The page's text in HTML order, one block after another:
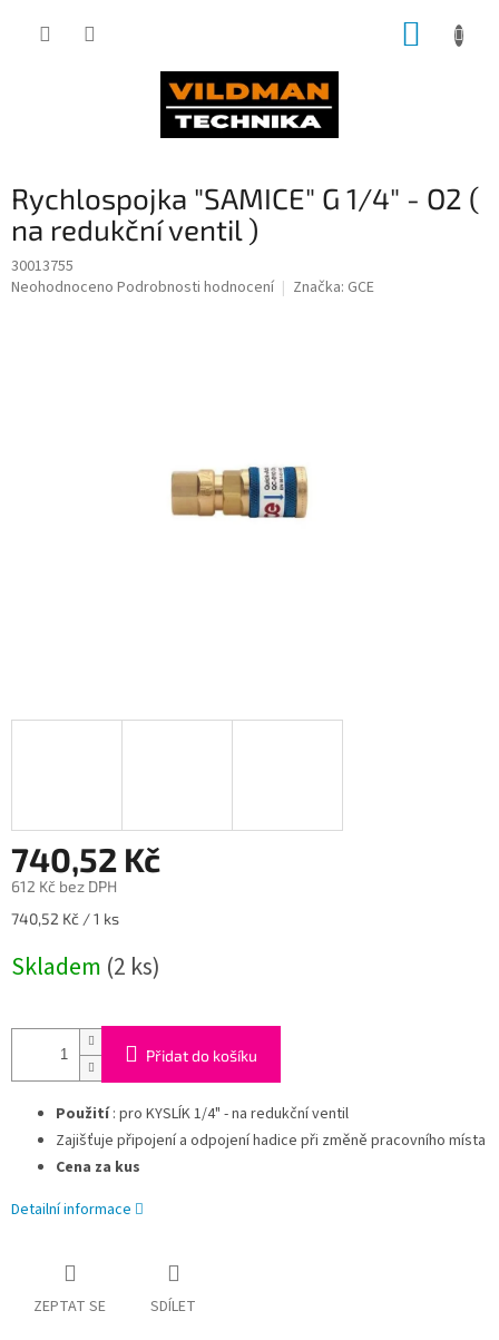
Rychlospojka "SAMICE" G 1/4" - O2 (
na redukční ventil )
30013755
Průměrné
Neohodnoceno Podrobnosti hodnocení Značka: GCE
740,52 Kč
612 Kč bez DPH
Měrná
740,52 Kč / 1 ks
Skladem (2 ks)
Přidat do košíku
Použití: pro KYSLÍK 1/4" - na redukční ventil
Zajišťuje připojení a odpojení hadice při změně pracovního místa
Cena za kus
Detailní informace
ZEPTAT SE SDÍLET